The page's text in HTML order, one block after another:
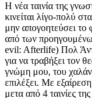
Η νέα ταινία της
κινείται λίγο-πολύ
μην απογοητεύσει το
από των
evil: Afterlife) Πολ
για να τραβήξει τον
γνώμη μου, του
επιλέξει. Με
μετα από 4 ταινίες